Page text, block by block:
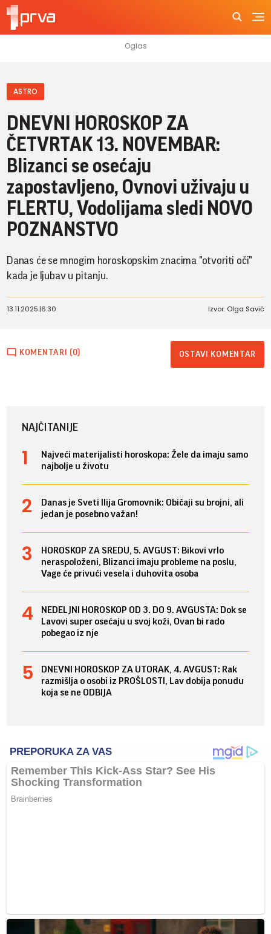
ASTRO
DNEVNI HOROSKOP ZA
ČETVRTAK 13. NOVEMBAR:
Blizanci se osećaju
zapostavljeno, Ovnovi uživaju u
FLERTU, Vodolijama sledi NOVO
POZNANSTVO
Danas će se mnogim horoskopskim znacima "otvoriti oči"
kada je ljubav u pitanju.
13.11.2025.|6:30 Izvor: Olga Savić
KOMENTARI (0) OSTAVI KOMENTAR
NAJČITANIJE
Najveći materijalisti horoskopa: Žele da imaju samo
najbolje u životu
Danas je Sveti Ilija Gromovnik: Običaji su brojni, ali
jedan je posebno važan!
HOROSKOP ZA SREDU, 5. AVGUST: Bikovi vrlo
neraspoloženi, Blizanci imaju probleme na poslu,
Vage će privući vesela i duhovita osoba
NEDELJNI HOROSKOP OD 3. DO 9. AVGUSTA: Dok se
Lavovi super osećaju u svoj koži, Ovan bi rado
pobegao iz nje
DNEVNI HOROSKOP ZA UTORAK, 4. AVGUST: Rak
razmišlja o osobi iz PROŠLOSTI, Lav dobija ponudu
koja se ne ODBIJA